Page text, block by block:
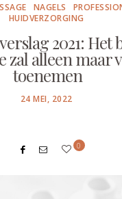
NAGELS
HUIDVERZORGING
2021: Het
zal alleen maar
toenemen
POSTED
24 MEI, 2022
0